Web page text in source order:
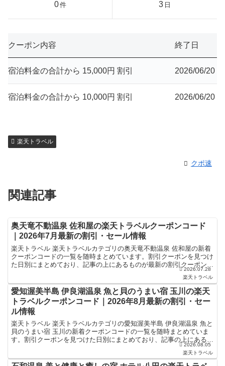
0件
3 日
クーポン内容 終了日
宿泊料金の合計から 15,000円 割引 2026/06/20
宿泊料金の合計から 10,000円 割引 2026/06/20
楽天トラベル
クポ速
関連記事
奥天竜不動温泉 佐和屋の楽天トラベルクーポンコード
｜2026年7月最新の割引・セール情報
楽天トラベル 楽天トラベルカテゴリの奥天竜不動温泉 佐和屋の新着
クーポンコードの一覧を随時まとめています。割引クーポンを見つけ
た日別にまとめており、記事の上にあるものが最新の割引クーポンに
なります。ホテル・旅館宿泊の予約などで使えるクーポン...2026.07.28
楽天トラベル
愛知渥美半島 伊良湖温泉 魚と貝のうまい宿 玉川の楽天
トラベルクーポンコード｜2026年8月最新の割引・セー
ル情報
楽天トラベル 楽天トラベルカテゴリの愛知渥美半島 伊良湖温泉 魚と
貝のうまい宿 玉川の新着クーポンコードの一覧を随時まとめていま
す。割引クーポンを見つけた日別にまとめており、記事の上にあるも
のが最新の割引クーポンになります。ホテル・旅館宿泊...
2026.08.05
楽天トラベル